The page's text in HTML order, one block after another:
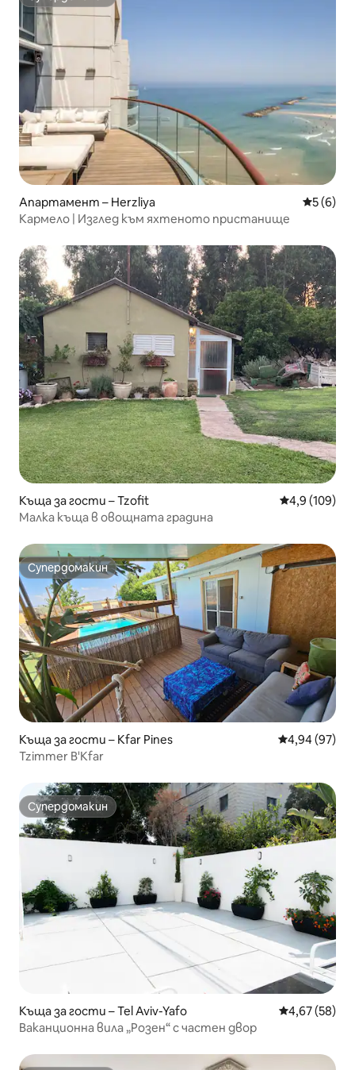
Супердомакин
Апартамент – Herzliya Средна
5 (6)
Кармело | Изглед към яхтеното пристанище
Къща за гости – Tzofit Средна
4,9 (109)
Малка къща в овощната градина
Супердомакин
Супердомакин
Къща за гости – Kfar Pines Средна
4,94 (97)
Tzimmer B'Kfar
Супердомакин
Супердомакин
Къща за гости – Tel Aviv-Yafo Средна
4,67 (58)
Ваканционна вила „Розен“ с частен двор